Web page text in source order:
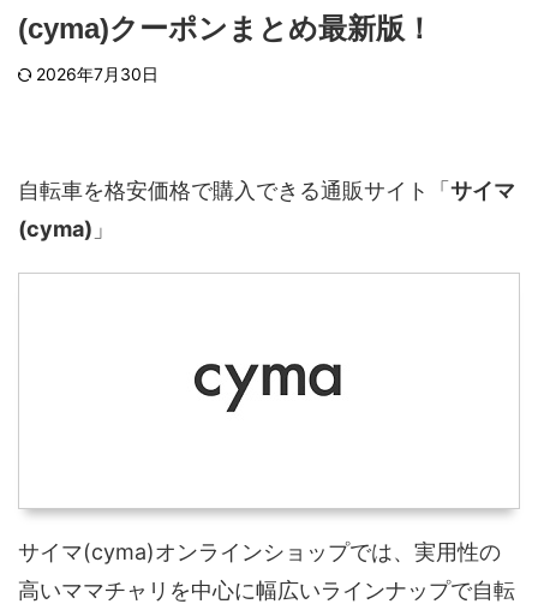
(cyma)クーポンまとめ最新版！
2026年7月30日
自転車を格安価格で購入できる通販サイト「サイマ
(cyma) 」
サイマ(cyma)オンラインショップでは、実用性の
高いママチャリを中心に幅広いラインナップで自転